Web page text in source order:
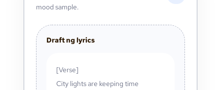
mood sample.
Draft ng lyrics
[Verse]
City lights are keeping time